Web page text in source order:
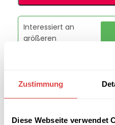
Zustimmung
Diese Webseite verwendet
Interessiert an
größeren
Kategorie: Wartezimmer
Marke:Gastro Uzal
Teilen: